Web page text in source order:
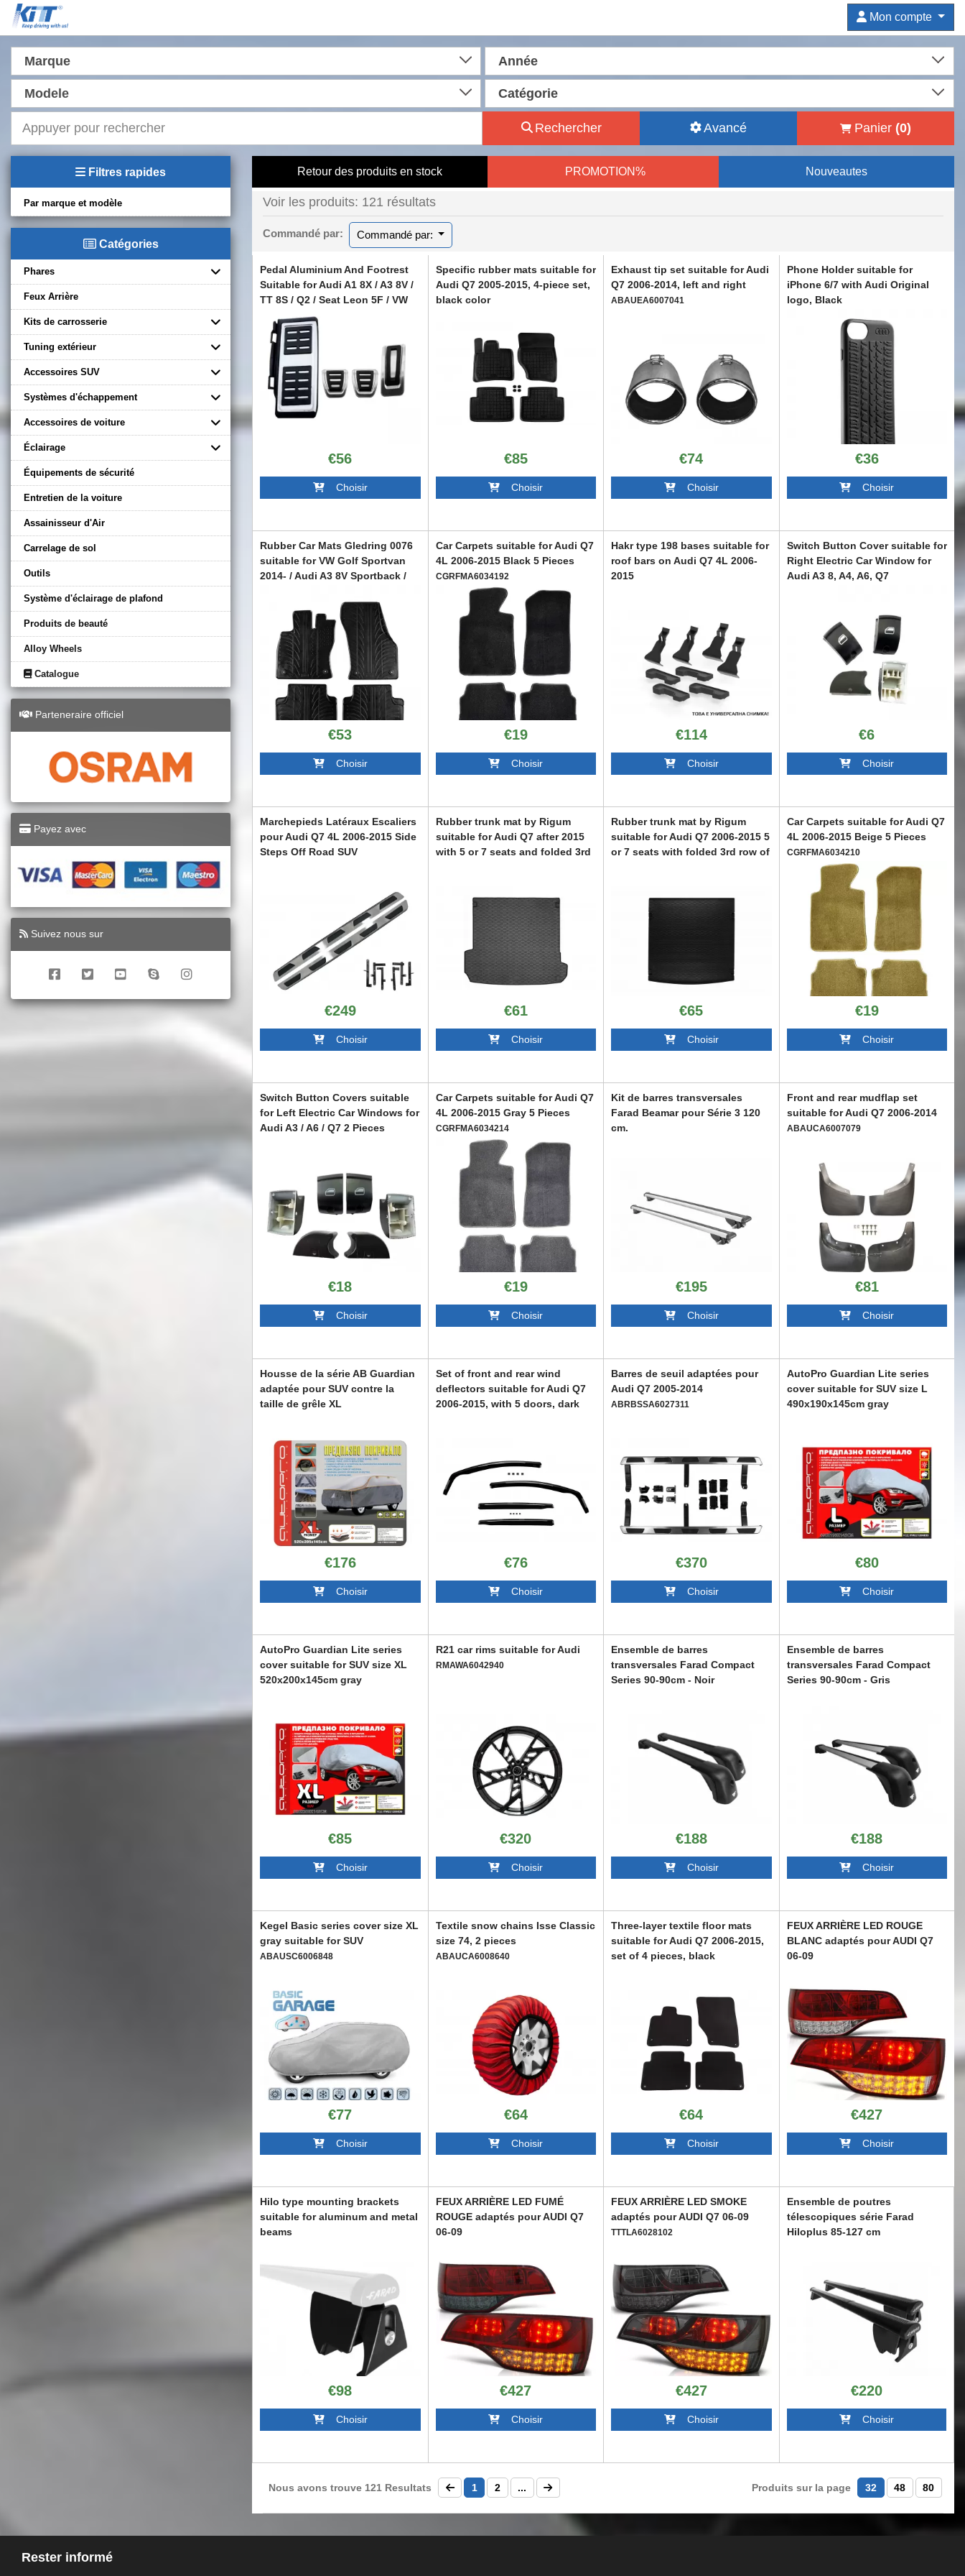
Mon compte
Marque Année
Modele Catégorie
Rechercher Avancé Panier (0)
Filtres rapides
Par marque et modèle
Catégories
Phares
Feux Arrière
Kits de carrosserie
Tuning extérieur
Accessoires SUV
Systèmes d'échappement
Accessoires de voiture
Éclairage
Équipements de sécurité
Entretien de la voiture
Assainisseur d'Air
Carrelage de sol
Outils
Système d'éclairage de plafond
Produits de beauté
Alloy Wheels
Catalogue
Parteneraire officiel
Payez avec
Suivez nous sur
Retour des produits en stock PROMOTION% Nouveautes
Voir les produits: 121 résultats
Commandé par: Commandé par:
Pedal Aluminium And Footrest
Suitable for Audi A1 8X / A3 8V /
TT 8S / Q2 / Seat Leon 5F / VW
Golf 7 / Passat B8 / Tiguan /
Touran 16+ Manual Set 4 Pcs
CGRKPA6036736
€56
Choisir
Specific rubber mats suitable for
Audi Q7 2005-2015, 4-piece set,
black color
€85
Choisir
Exhaust tip set suitable for Audi
Q7 2006-2014, left and right
ABAUEA6007041
€74
Choisir
Phone Holder suitable for
iPhone 6/7 with Audi Original
logo, Black
€36
Choisir
Rubber Car Mats Gledring 0076
suitable for VW Golf Sportvan
2014- / Audi A3 8V Sportback /
CGRFMA6033680
€53
Choisir
Car Carpets suitable for Audi Q7
4L 2006-2015 Black 5 Pieces
CGRFMA6034192
€19
Choisir
Hakr type 198 bases suitable for
roof bars on Audi Q7 4L 2006-
2015
€114
Choisir
Switch Button Cover suitable for
Right Electric Car Window for
Audi A3 8, A4, A6, Q7
€6
Choisir
Marchepieds Latéraux Escaliers
pour Audi Q7 4L 2006-2015 Side
Steps Off Road SUV
€249
Choisir
Rubber trunk mat by Rigum
suitable for Audi Q7 after 2015
with 5 or 7 seats and folded 3rd
€61
Choisir
Rubber trunk mat by Rigum
suitable for Audi Q7 2006-2015 5
or 7 seats with folded 3rd row of
€65
Choisir
Car Carpets suitable for Audi Q7
4L 2006-2015 Beige 5 Pieces
CGRFMA6034210
€19
Choisir
Switch Button Covers suitable
for Left Electric Car Windows for
Audi A3 / A6 / Q7 2 Pieces
€18
Choisir
Car Carpets suitable for Audi Q7
4L 2006-2015 Gray 5 Pieces
CGRFMA6034214
€19
Choisir
Kit de barres transversales
Farad Beamar pour Série 3 120
cm.
€195
Choisir
Front and rear mudflap set
suitable for Audi Q7 2006-2014
ABAUCA6007079
€81
Choisir
Housse de la série AB Guardian
adaptée pour SUV contre la
taille de grêle XL
€176
Choisir
Set of front and rear wind
deflectors suitable for Audi Q7
2006-2015, with 5 doors, dark
€76
Choisir
Barres de seuil adaptées pour
Audi Q7 2005-2014
ABRBSSA6027311
€370
Choisir
AutoPro Guardian Lite series
cover suitable for SUV size L
490x190x145cm gray
€80
Choisir
AutoPro Guardian Lite series
cover suitable for SUV size XL
520x200x145cm gray
€85
Choisir
R21 car rims suitable for Audi
RMAWA6042940
€320
Choisir
Ensemble de barres
transversales Farad Compact
Series 90-90cm - Noir
€188
Choisir
Ensemble de barres
transversales Farad Compact
Series 90-90cm - Gris
€188
Choisir
Kegel Basic series cover size XL
gray suitable for SUV
ABAUSC6006848
€77
Choisir
Textile snow chains Isse Classic
size 74, 2 pieces
ABAUCA6008640
€64
Choisir
Three-layer textile floor mats
suitable for Audi Q7 2006-2015,
set of 4 pieces, black
€64
Choisir
FEUX ARRIÈRE LED ROUGE
BLANC adaptés pour AUDI Q7
06-09
€427
Choisir
Hilo type mounting brackets
suitable for aluminum and metal
beams
€98
Choisir
FEUX ARRIÈRE LED FUMÉ
ROUGE adaptés pour AUDI Q7
06-09
€427
Choisir
FEUX ARRIÈRE LED SMOKE
adaptés pour AUDI Q7 06-09
TTTLA6028102
€427
Choisir
Ensemble de poutres
télescopiques série Farad
Hiloplus 85-127 cm
€220
Choisir
Nous avons trouve 121 Resultats 1 2 ... Produits sur la page 32 48 80
Rester informé